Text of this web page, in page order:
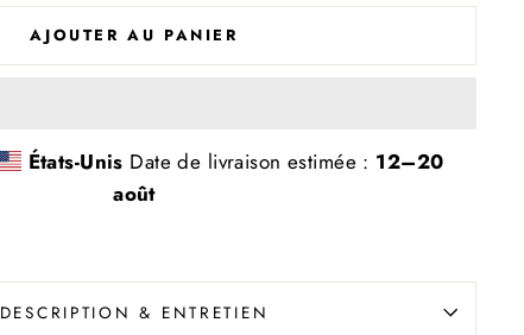
AJOUTER AU PANIER
États-Unis Date de livraison estimée : 12⁠–20
août
DESCRIPTION & ENTRETIEN